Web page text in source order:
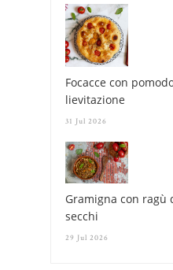
Focacce con
lievitazione
31 Jul 2026
Gramigna con
secchi
29 Jul 2026